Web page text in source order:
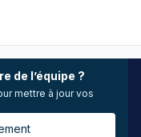
de l’équipe ?
mettre à jour vos